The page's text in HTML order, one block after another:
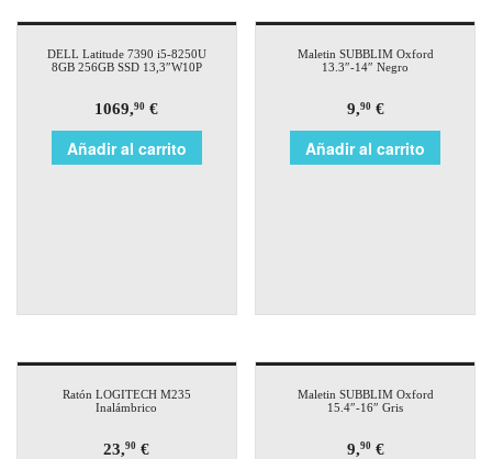
DELL Latitude 7390 i5-8250U
8GB 256GB SSD 13,3″W10P
1069,90 €
Añadir al carrito
Maletin SUBBLIM Oxford
13.3″-14″ Negro
9,90€
Añadir al carrito
Ratón LOGITECH M235
Inalámbrico
23,90 €
Maletin SUBBLIM Oxford
15.4″-16″ Gris
9,90€